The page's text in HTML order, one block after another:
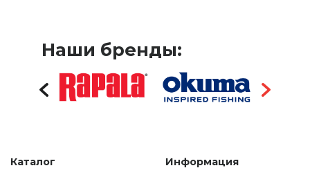
Наши бренды:
Каталог Информация